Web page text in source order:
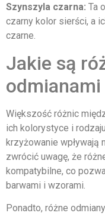
Szynszyla czarna: Ta
czarny kolor sierści, a
czarne.
Jakie są
Większość różnic
ich kolorystyce i
krzyżowanie wpływają
zwrócić uwagę, że
kompatybilne, co
barwami i wzorami.
Ponadto, różne